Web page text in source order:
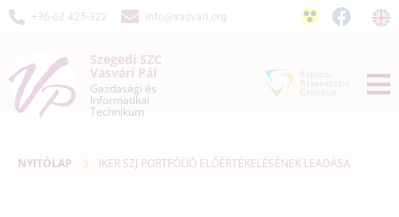
+36-62 425-322 info@vasvari.org
Szegedi SZC
Vasvári Pál
Gazdasági és
Informatikai
Technikum
NYITÓLAP IKER SZJ PORTFÓLIÓ ELŐÉRTÉKELÉSÉNEK LEADÁSA